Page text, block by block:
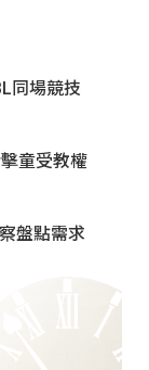
同場競技
童受教權
盤點需求